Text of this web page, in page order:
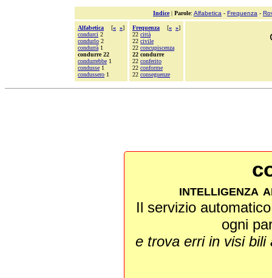
Indice| Parole: Alfabetica - Frequenza -
Alfabetica [« »]
condurci 2
condurlo 2
condurrà 1
condurre 22
condurrebbe 1
condusse 1
condussero 1
Frequenza [« »]
22 città
22 civile
22 concupiscenza
22 condurre
22 conferito
22 conforme
22 conseguenze
intelligenza
Il servizio
ogni
e trova erri in visi